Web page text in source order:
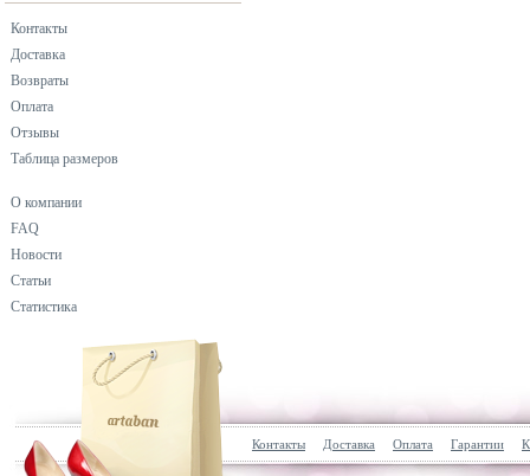
Контакты
Доставка
Возвраты
Оплата
Отзывы
Таблица размеров
О компании
FAQ
Новости
Статьи
Статистика
Контакты Доставка Оплата Гарантии